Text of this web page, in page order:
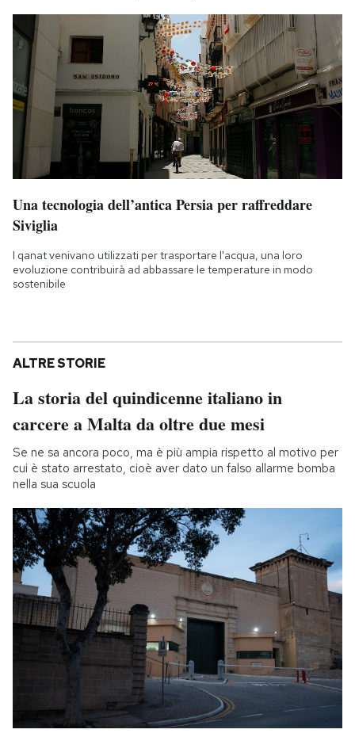
Una tecnologia dell’antica Persia per raffreddare
Siviglia
I qanat venivano utilizzati per trasportare l'acqua, una loro
evoluzione contribuirà ad abbassare le temperature in modo
sostenibile
ALTRE STORIE
La storia del quindicenne italiano in
carcere a Malta da oltre due mesi
Se ne sa ancora poco, ma è più ampia rispetto al motivo per
cui è stato arrestato, cioè aver dato un falso allarme bomba
nella sua scuola